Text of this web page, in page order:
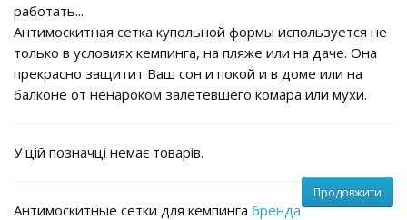
работать...
Антимоскитная сетка купольной формы используется не
только в условиях кемпинга, на пляже или на даче. Она
прекрасно защитит Ваш сон и покой и в доме или на
балконе от ненароком залетевшего комара или мухи.
У цій позначці немає товарів.
Продовжити
Антимоскитные сетки для кемпинга бренда